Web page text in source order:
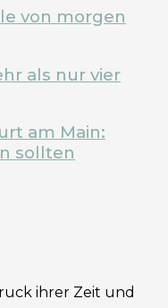
von morgen
als nur vier
am Main:
sollten
ihrer Zeit und